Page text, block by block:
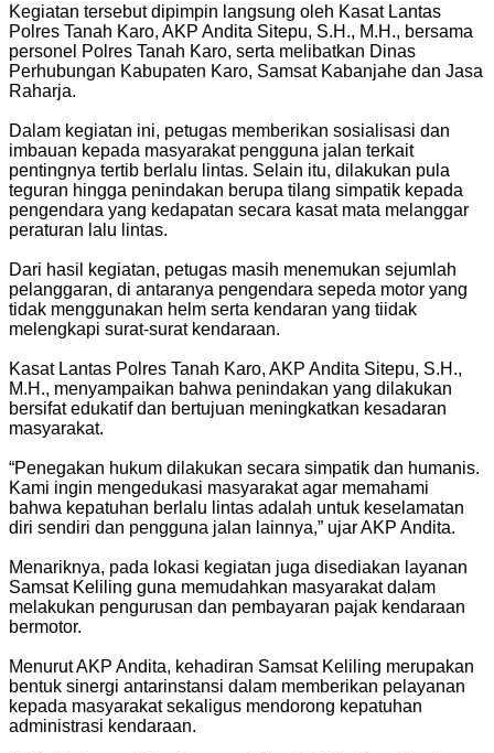
Kegiatan tersebut dipimpin langsung oleh Kasat Lantas
Polres Tanah Karo, AKP Andita Sitepu, S.H., M.H., bersama
personel Polres Tanah Karo, serta melibatkan Dinas
Perhubungan Kabupaten Karo, Samsat Kabanjahe dan Jasa
Raharja.
Dalam kegiatan ini, petugas memberikan sosialisasi dan
imbauan kepada masyarakat pengguna jalan terkait
pentingnya tertib berlalu lintas. Selain itu, dilakukan pula
teguran hingga penindakan berupa tilang simpatik kepada
pengendara yang kedapatan secara kasat mata melanggar
peraturan lalu lintas.
Dari hasil kegiatan, petugas masih menemukan sejumlah
pelanggaran, di antaranya pengendara sepeda motor yang
tidak menggunakan helm serta kendaran yang tiidak
melengkapi surat-surat kendaraan.
Kasat Lantas Polres Tanah Karo, AKP Andita Sitepu, S.H.,
M.H., menyampaikan bahwa penindakan yang dilakukan
bersifat edukatif dan bertujuan meningkatkan kesadaran
masyarakat.
“Penegakan hukum dilakukan secara simpatik dan humanis.
Kami ingin mengedukasi masyarakat agar memahami
bahwa kepatuhan berlalu lintas adalah untuk keselamatan
diri sendiri dan pengguna jalan lainnya,” ujar AKP Andita.
Menariknya, pada lokasi kegiatan juga disediakan layanan
Samsat Keliling guna memudahkan masyarakat dalam
melakukan pengurusan dan pembayaran pajak kendaraan
bermotor.
Menurut AKP Andita, kehadiran Samsat Keliling merupakan
bentuk sinergi antarinstansi dalam memberikan pelayanan
kepada masyarakat sekaligus mendorong kepatuhan
administrasi kendaraan.